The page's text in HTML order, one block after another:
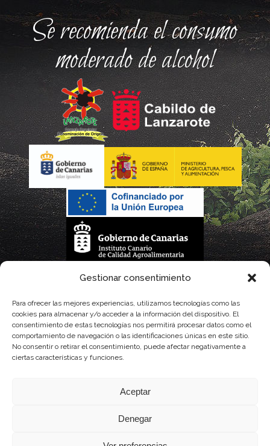
Gestionar consentimiento
Para ofrecer las mejores experiencias, utilizamos tecnologías como las
cookies para almacenar y/o acceder a la información del dispositivo. El
consentimiento de estas tecnologías nos permitirá procesar datos como el
comportamiento de navegación o las identificaciones únicas en este sitio.
No consentir o retirar el consentimiento, puede afectar negativamente a
ciertas características y funciones.
Aceptar
Denegar
Se recomienda el consumo
moderado de alcohol
La gestión de la DOP Lanzarote realizada por este Consejo Regulador es financiada,
con fondos provenientes del presupuesto de gastos del Instituto Canario de
Calidad Agroalimentaria